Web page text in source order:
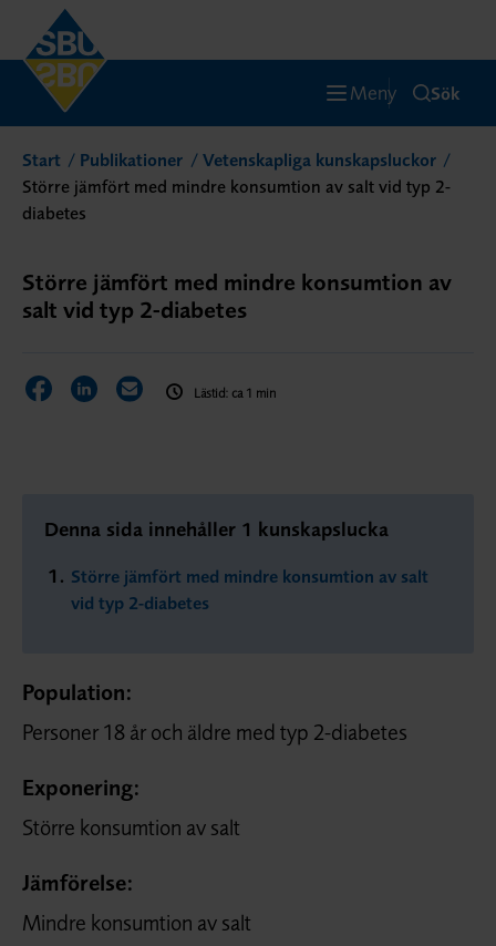
Meny Sök
Start Publikationer
Vetenskapliga kunskapsluckor
Större jämfört med mindre konsumtion av salt vid typ 2-
diabetes
Större jämfört med mindre konsumtion av
salt vid typ 2-diabetes
Dela sidan på Facebook
Dela sidan på LinkedIn
Dela sidan via E-post
Lästid: ca 1 min
Denna sida innehåller 1 kunskapslucka
Större jämfört med mindre konsumtion av salt
vid typ 2-diabetes
Population:
Personer 18 år och äldre med typ 2-diabetes
Exponering:
Större konsumtion av salt
Jämförelse:
Mindre konsumtion av salt